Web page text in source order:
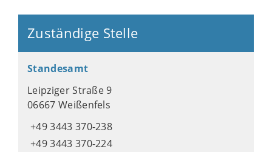
Zuständige Stelle
Standesamt
Leipziger Straße 9
06667 Weißenfels
+49 3443 370-238
+49 3443 370-224